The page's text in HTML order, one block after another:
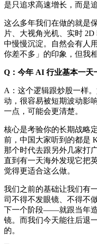
是只追求高速增长，而是
这么多年我们在做的就是
片、大视角光机、实时
中慢慢沉淀。自然会有人
你差不多」的印象，但我
Q：今年 AI 行业基本一天
A：这个逻辑跟炒股一样
动，很容易被短期波动影
一点，可能会更清楚。
核心是考验你的长期战略
前，中国大家听到的都是
那个时代去跟另外几家打
直到有一天海外发现它把
觉得更适合这么做。
我们之前的基础让我们有
司不得不发眼镜、不得不
下一个阶段——就跟当年造
镜。而我们今天能往后退
的。